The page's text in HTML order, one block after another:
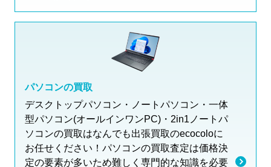
パソコンの買取
デスクトップパソコン・ノートパソコン・一体
型パソコン(オールインワンPC)・2in1ノートパ
ソコンの買取はなんでも出張買取のecocoloに
お任せください！パソコンの買取査定は価格決
定の要素が多いため難しく専門的な知識を必要